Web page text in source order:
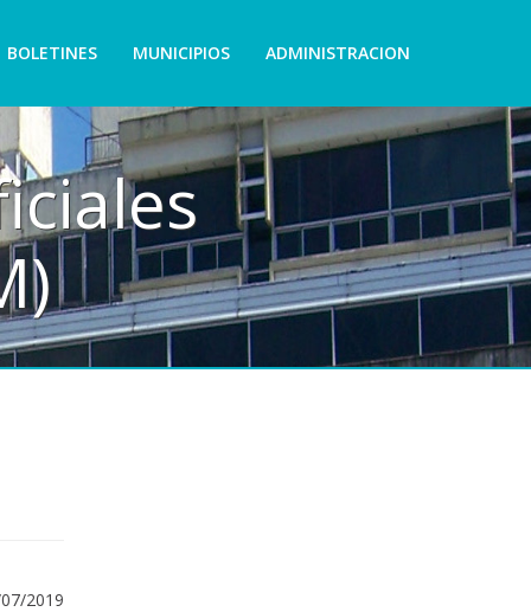
BOLETINES MUNICIPIOS ADMINISTRACION
2019